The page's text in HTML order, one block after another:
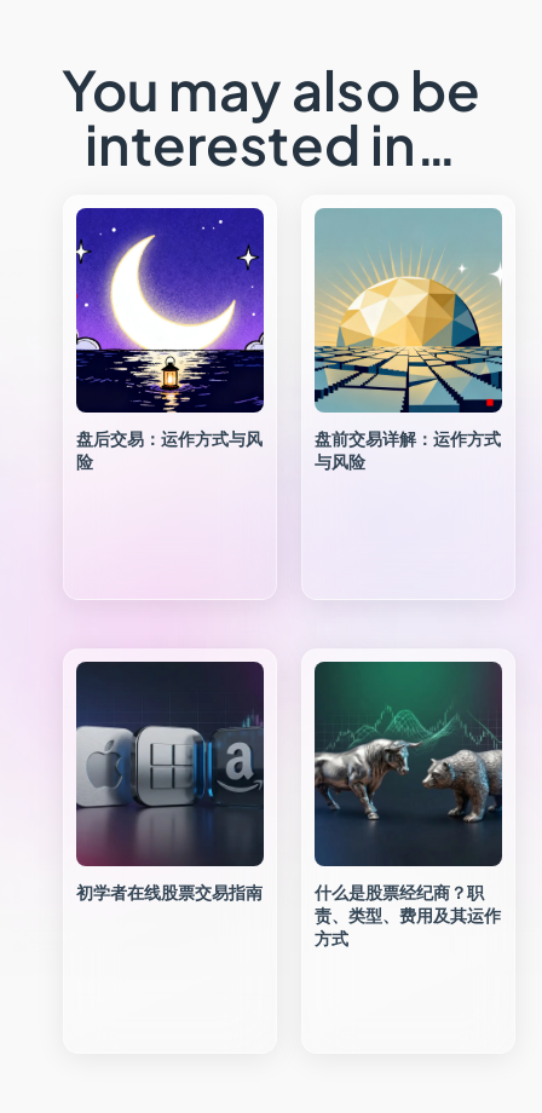
You may also be
interested in…
盘后交易：运作方式与风
险
盘前交易详解：运作方式
与风险
初学者在线股票交易指南
什么是股票经纪商？职
责、类型、费用及其运作
方式